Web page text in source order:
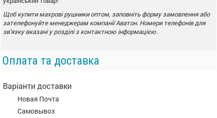
Щоб купити махрові рушники оптом, заповніть форму замовлення або
зателефонуйте менеджерам компанії Аватон. Номери телефонів для
зв'язку вказані у розділі з контактною інформацією.
Оплата та доставка
Варіанти доставки
Новая Почта
Самовывоз